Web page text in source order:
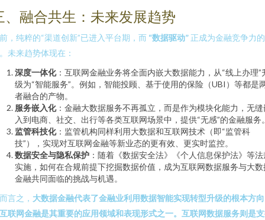
、融合共生：未来发展趋势
，纯粹的“渠道创新”已进入平台期，而 “数据驱动” 正成为金融竞争力
未来趋势体现在：
深度一体化：互联网金融业务将全面内嵌大数据能力，从“线上办理”
级为“智能服务”。例如，智能投顾、基于使用的保险（UBI）等都是
者融合的产物。
服务嵌入化：金融大数据服务不再孤立，而是作为模块化能力，无缝
入到电商、社交、出行等各类互联网场景中，提供“无感”的金融服务
监管科技化：监管机构同样利用大数据和互联网技术（即“监管科
技”），实现对互联网金融等新业态的更有效、更实时监控。
数据安全与隐私保护 ：随着《数据安全法》《个人信息保护法》等
实施，如何在合规前提下挖掘数据价值，成为互联网数据服务与大数
金融共同面临的挑战与机遇。
言之， 大数据金融代表了金融业利用数据智能实现转型升级的根本方
联网金融是其重要的应用领域和表现形式之一。互联网数据服务则是